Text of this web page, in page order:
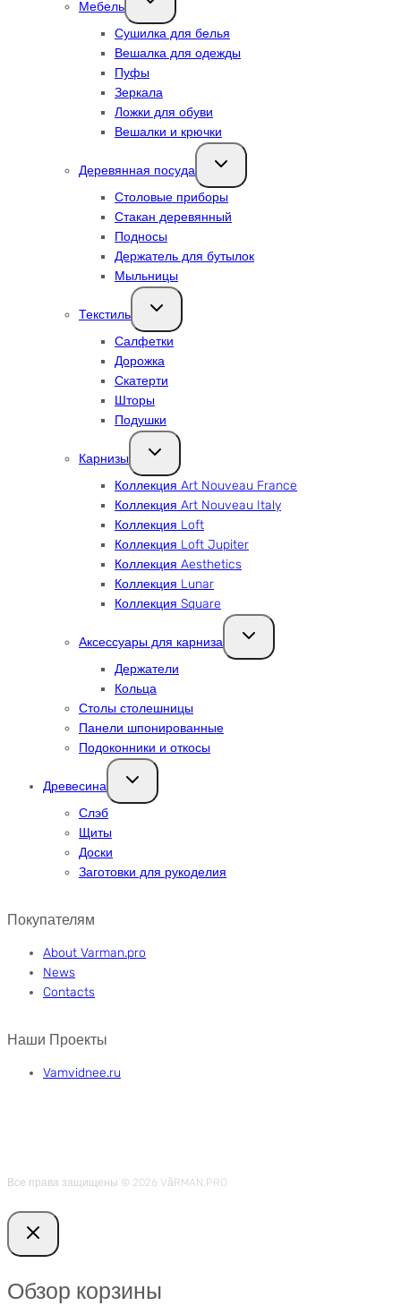
Мебель
дочернее
Сушилка для белья
Вешалка для одежды
Пуфы
Зеркала
Ложки для обуви
Вешалки и крючки
Деревянная посуда
Переключить
дочернее
Столовые приборы
Стакан деревянный
Подносы
Держатель для бутылок
Мыльницы
Текстиль
Переключить
дочернее
Салфетки
Дорожка
Скатерти
Шторы
Подушки
Карнизы
Переключить
дочернее
Коллекция Art Nouveau France
Коллекция Art Nouveau Italy
Коллекция Loft
Коллекция Loft Jupiter
Коллекция Aesthetics
Коллекция Lunar
Коллекция Square
Аксессуары для карниза
Переключить
дочернее
Держатели
Кольца
Столы столешницы
Панели шпонированные
Подоконники и откосы
Древесина
Переключить
дочернее
Слэб
Щиты
Доски
Заготовки для рукоделия
Покупателям
About Varman.pro
News
Contacts
Наши Проекты
Vamvidnee.ru
Все права защищены © 2026 VӑRMAN.PRO
Обзор корзины